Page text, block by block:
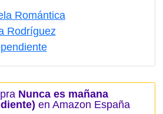
Romántica
Rodríguez
Nunca es mañana
en Amazon España